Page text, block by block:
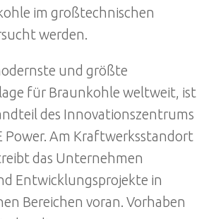
im großtechnischen
werden.
und größte
für Braunkohle weltweit, ist
des Innovationszentrums
Power. Am Kraftwerksstandort
das Unternehmen
Entwicklungsprojekte in
Bereichen voran. Vorhaben